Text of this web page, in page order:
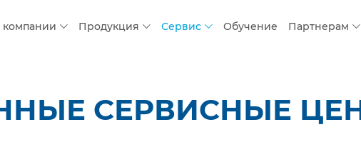
Продукция Сервис Обучение Партнерам
СЕРВИСНЫЕ